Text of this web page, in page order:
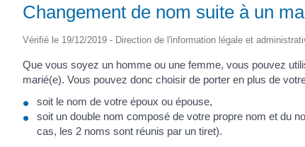
Changement de nom suite à un
Vérifié le 19/12/2019 - Direction de l'information légale et
Que vous soyez un homme ou une femme, vous pouvez
marié(e). Vous pouvez donc choisir de porter en plus de
soit le nom de votre époux ou épouse,
soit un double nom composé de votre propre nom et du
cas, les 2 noms sont réunis par un tiret).